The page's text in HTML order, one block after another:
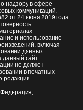
надзору в сфере
коммуникаций.
от 24 июня 2019 года
и использование
включая
данных
данный сайт
не должен
в печатных
редакции.
Федерация,